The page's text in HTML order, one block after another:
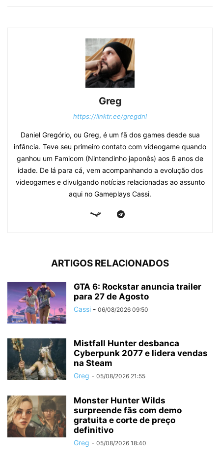
Greg
https://linktr.ee/gregdnl
Daniel Gregório, ou Greg, é um fã dos games desde sua
infância. Teve seu primeiro contato com videogame quando
ganhou um Famicom (Nintendinho japonês) aos 6 anos de
idade. De lá para cá, vem acompanhando a evolução dos
videogames e divulgando notícias relacionadas ao assunto
aqui no Gameplays Cassi.
ARTIGOS RELACIONADOS
GTA 6: Rockstar anuncia trailer
para 27 de Agosto
Cassi - 06/08/2026 09:50
Mistfall Hunter desbanca
Cyberpunk 2077 e lidera vendas
na Steam
Greg - 05/08/2026 21:55
Monster Hunter Wilds
surpreende fãs com demo
gratuita e corte de preço
definitivo
Greg - 05/08/2026 18:40